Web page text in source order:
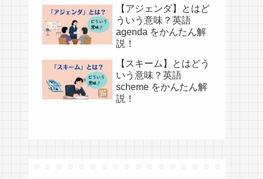
【アジェンダ】とはど
ういう意味？英語
agenda をかんたん解
説！
【スキーム】とはどう
いう意味？英語
scheme をかんたん解
説！